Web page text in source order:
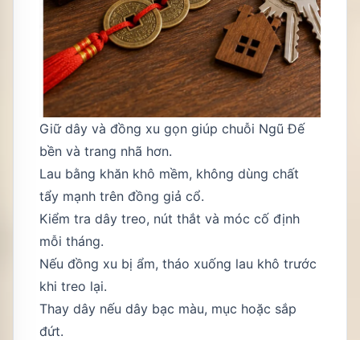
Giữ dây và đồng xu gọn giúp chuỗi Ngũ Đế
bền và trang nhã hơn.
Lau bằng khăn khô mềm, không dùng chất
tẩy mạnh trên đồng giả cổ.
Kiểm tra dây treo, nút thắt và móc cố định
mỗi tháng.
Nếu đồng xu bị ẩm, tháo xuống lau khô trước
khi treo lại.
Thay dây nếu dây bạc màu, mục hoặc sắp
đứt.